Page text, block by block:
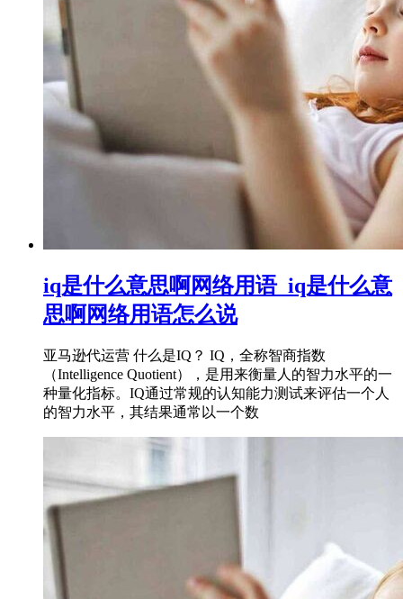
iq是什么意思啊网络用语_iq是什么意
思啊网络用语怎么说
亚马逊代运营 什么是IQ？ IQ，全称智商指数
（Intelligence Quotient），是用来衡量人的智力水平的一
种量化指标。IQ通过常规的认知能力测试来评估一个人
的智力水平，其结果通常以一个数